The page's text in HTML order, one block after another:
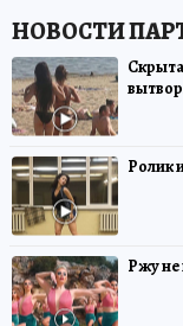
Ролик
Ржу не